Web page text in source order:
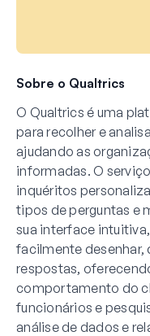
Sobre o Qualtrics
O Qualtrics é uma
para recolher e
ajudando as
informadas. O
inquéritos
tipos de perguntas e
sua interface
facilmente desenhar,
respostas,
comportamento do
funcionários e
análise de dados e